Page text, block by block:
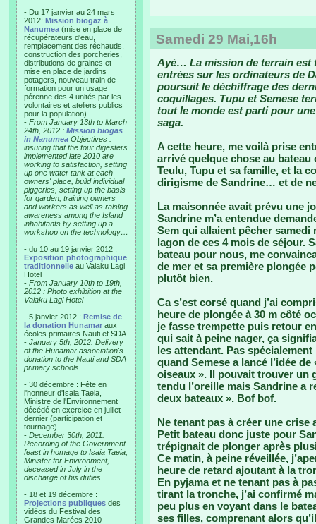
- Du 17 janvier au 24 mars
2012: Mission biogaz à
Nanumea (mise en place de
récupérateurs d'eau,
remplacement des réchauds,
construction des porcheries,
distributions de graines et
mise en place de jardins
potagers, nouveau train de
formation pour un usage
pérenne des 4 unités par les
volontaires et ateliers publics
pour la population)
- From January 13th to March
24th, 2012 : Mission biogas
in Nanumea Objectives :
insuring that the four digesters
implemented late 2010 are
working to satisfaction, setting
up one water tank at each
owners' place, build individual
piggeries, setting up the basis
for garden, training owners
and workers as well as raising
awareness among the Island
inhabitants by setting up a
workshop on the technology…
- du 10 au 19 janvier 2012 :
Exposition photographique
traditionnelle au Vaiaku Lagi
Hotel
- From January 10th to 19th,
2012 : Photo exhibition at the
Vaiaku Lagi Hotel
- 5 janvier 2012 : Remise de
la donation Hunamar aux
écoles primaires Nauti et SDA
- January 5th, 2012: Delivery
of the Hunamar association's
donation to the Nauti and SDA
primary schools.
- 30 décembre : Fête en
l'honneur d'Isaia Taeia,
Ministre de l'Environnement
décédé en exercice en juillet
dernier (participation et
tournage)
- December 30th, 2011:
Recording of the Government
feast in homage to Isaia Taeia,
Minister for Environment,
deceased in July in the
discharge of his duties.
- 18 et 19 décembre :
Projections publiques des
vidéos du Festival des
Grandes Marées 2010
Samedi 29 Mai,16h
Ayé… La mission de terrain est
entrées sur les ordinateurs de
poursuit le déchiffrage des
coquillages. Tupu et Semese
tout le monde est parti pour
saga.
A cette heure, me voilà prise
arrivé quelque chose au bateau
Teulu, Tupu et sa famille, et la
dirigisme de Sandrine… et de
La maisonnée avait prévu une
Sandrine m’a entendue
Sem qui allaient pêcher
lagon de ces 4 mois de séjour.
bateau pour nous, me
de mer et sa première plongée
plutôt bien.
Ca s’est corsé quand j’ai
heure de plongée à 30 m côté
je fasse trempette puis retour
qui sait à peine nager, ça
les attendant. Pas
quand Semese a lancé l’idée
oiseaux ». Il pouvait trouver un
tendu l’oreille mais Sandrine a
deux bateaux ». Bof bof.
Ne tenant pas à créer une crise
Petit bateau donc juste pour
trépignait de plonger après
Ce matin, à peine réveillée,
heure de retard ajoutant à la
En pyjama et ne tenant pas à
tirant la tronche, j’ai confirmé
peu plus en voyant dans le
ses filles, comprenant alors